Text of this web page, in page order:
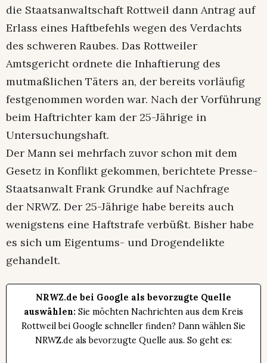
die Staatsanwaltschaft Rottweil dann Antrag auf
Erlass eines Haftbefehls wegen des Verdachts
des schweren Raubes. Das Rottweiler
Amtsgericht ordnete die Inhaftierung des
mutmaßlichen Täters an, der bereits vorläufig
festgenommen worden war. Nach der Vorführung
beim Haftrichter kam der 25-Jährige in
Untersuchungshaft.
Der Mann sei mehrfach zuvor schon mit dem
Gesetz in Konflikt gekommen, berichtete Presse-
Staatsanwalt Frank Grundke auf Nachfrage
der NRWZ. Der 25-Jährige habe bereits auch
wenigstens eine Haftstrafe verbüßt. Bisher habe
es sich um Eigentums- und Drogendelikte
gehandelt.
NRWZ.de bei Google als bevorzugte Quelle
auswählen: Sie möchten Nachrichten aus dem Kreis
Rottweil bei Google schneller finden? Dann wählen Sie
NRWZ.de als bevorzugte Quelle aus. So geht es: